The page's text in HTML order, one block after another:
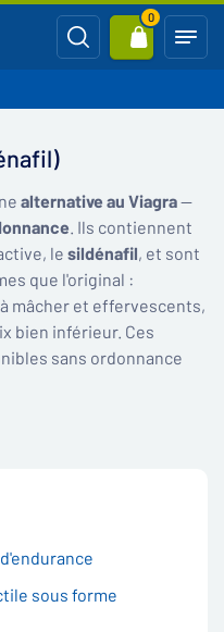
0
alternative au Viagra—
. Ils contiennent
le sildénafil, et sont
que l'original :
mâcher et effervescents,
bien inférieur. Ces
sans ordonnance
sous forme